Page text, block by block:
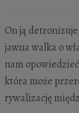
On ją
jawna walka o
nam
która może
rywalizację